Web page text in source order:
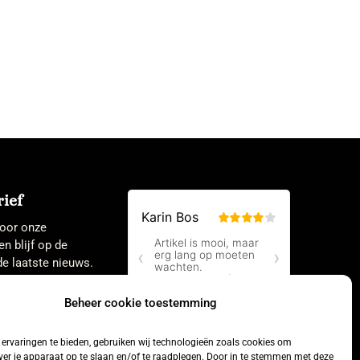
Beheer cookie toestemming
ervaringen te bieden, gebruiken wij technologieën zoals cookies om
je apparaat op te slaan en/of te raadplegen. Door in te stemmen met deze
onze
blijf op de
laatste nieuws.